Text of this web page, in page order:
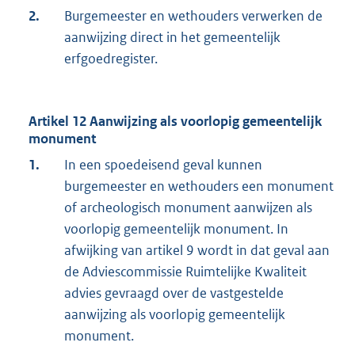
2.
Burgemeester en wethouders verwerken de
aanwijzing direct in het gemeentelijk
erfgoedregister.
Artikel 12 Aanwijzing als voorlopig gemeentelijk
monument
1.
In een spoedeisend geval kunnen
burgemeester en wethouders een monument
of archeologisch monument aanwijzen als
voorlopig gemeentelijk monument. In
afwijking van artikel 9 wordt in dat geval aan
de Adviescommissie Ruimtelijke Kwaliteit
advies gevraagd over de vastgestelde
aanwijzing als voorlopig gemeentelijk
monument.